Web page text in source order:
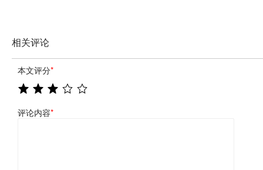
相关评论
本文评分*
评论内容*